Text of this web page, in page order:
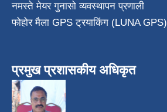
नमस्ते मेयर गुनासो व्यवस्थापन प्रणाली
फोहोर मैला GPS ट्रयाकिंग (LUNA GPS)
प्रमुख प्रशासकीय अधिकृत